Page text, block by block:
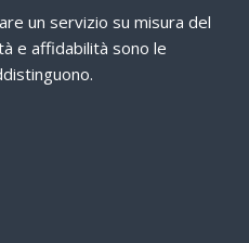
un servizio su misura del
e affidabilità sono le